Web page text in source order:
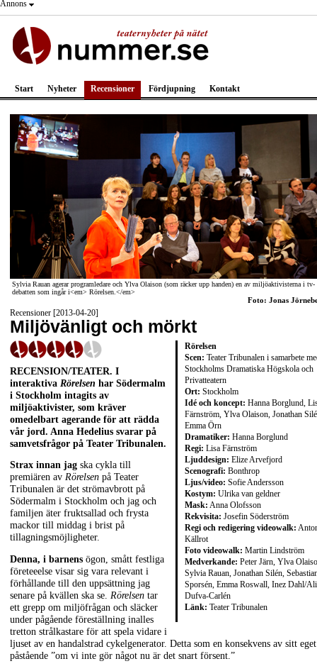
Annons
Start Nyheter Recensioner Fördjupning Kontakt
Sylvia Rauan agerar programledare och Ylva Olaison (som räcker upp handen) en av miljöaktivisterna i tv-
debatten som ingår i<em> Rörelsen.</em>
Foto: Jonas
Recensioner [2013-04-20]
Miljövänligt och mörkt
Rörelsen
Scen: Teater Tribunalen i samarbete
Stockholms Dramatiska Högskola och
Privatteatern
Ort: Stockholm
Idé och koncept: Hanna Borglund,
Färnström, Ylva Olaison, Jonathan
Emma Örn
Dramatiker: Hanna Borglund
Regi: Lisa Färnström
Ljuddesign: Elize Arvefjord
Scenografi: Bonthrop
Ljus/video: Sofie Andersson
Kostym: Ulrika van geldner
Mask: Anna Olofsson
Rekvisita: Josefin Söderström
Regi och redigering videowalk:
Källrot
Foto videowalk: Martin Lindström
Medverkande: Peter Järn, Ylva
Sylvia Rauan, Jonathan Silén,
Sporsén, Emma Roswall, Inez Dahl/
Dufva-Carlén
Länk: Teater Tribunalen
RECENSION/TEATER. I
interaktiva Rörelsen har Södermalm
i Stockholm intagits av
miljöaktivister, som kräver
omedelbart agerande för att rädda
vår jord. Anna Hedelius svarar på
samvetsfrågor på Teater Tribunalen.
Strax innan jag ska cykla till
premiären av Rörelsen på Teater
Tribunalen är det strömavbrott på
Södermalm i Stockholm och jag och
familjen äter fruktsallad och frysta
mackor till middag i brist på
tillagningsmöjligheter.
Denna, i barnens ögon, smått festliga
företeeelse visar sig vara relevant i
förhållande till den uppsättning jag
senare på kvällen ska se. Rörelsen tar
ett grepp om miljöfrågan och släcker
under pågående föreställning inalles
tretton strålkastare för att spela vidare i
ljuset av en handalstrad cykelgenerator. Detta som en konsekvens av sitt eget
påstående ”om vi inte gör något nu är det snart försent.”